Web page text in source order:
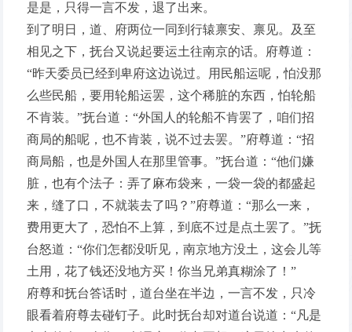
是是，只得一言不发，退了出来。
到了明日，道、府两位一同到行辕禀安、禀见。及至
相见之下，抚台又说起要运土往南京的话。府尊道：
“昨天委员已经到卑府这边说过。用民船运呢，怕没那
么些民船，要用轮船运罢，这个稀脏的东西，怕轮船
不肯装。”抚台道：“外国人的轮船不肯罢了，咱们招
商局的船呢，也不肯装，说不过去罢。”府尊道：“招
商局船，也是外国人在那里管事。”抚台道：“他们嫌
脏，也有个法子：弄了麻布袋来，一袋一袋的都盛起
来，缝了口，不就装去了吗？”府尊道：“那么一来，
费用更大了，恐怕不上算，到底不过是点土罢了。”抚
台怒道：“你们怎都没听见，南京地方没土，这会儿等
土用，花了钱还没地方买！你当兄弟真糊涂了！”
府尊和抚台答话时，道台坐在半边，一言不发，只冷
眼看着府尊去碰钉子。此时抚台却对道台说道：“凡是